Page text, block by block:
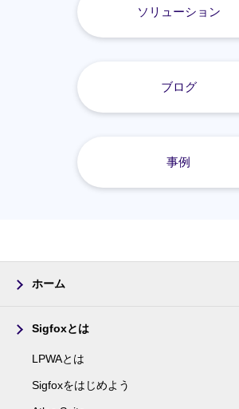
ソリューション
ブログ
事例
ホーム
Sigfoxとは
LPWAとは
Sigfoxをはじめよう